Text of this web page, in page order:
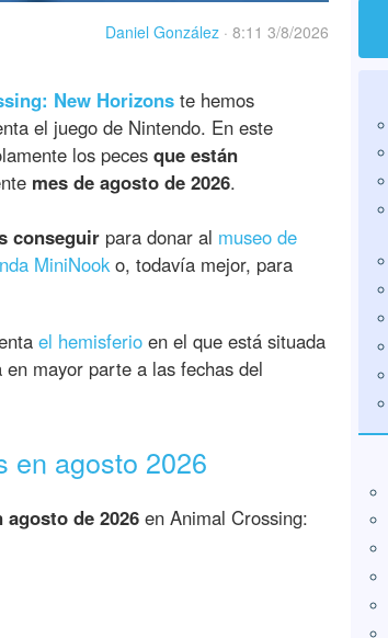
Daniel González · 8:11 3/8/2026
New Horizons te hemos
el juego de Nintendo. En este
los peces que están
mes de agosto de 2026.
conseguir para donar al museo de
MiniNooko, todavía mejor, para
el hemisferio en el que está situada
mayor parte a las fechas del
en agosto 2026
de 2026 en Animal Crossing: